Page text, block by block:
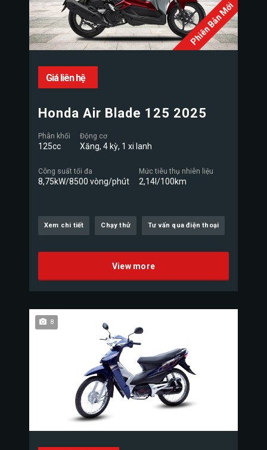
Phiên Bản Mới
Giá liên hệ
Honda Air Blade 125 2025
Phân khối
125cc
Động cơ
Xăng, 4 kỳ, 1 xi lanh
Công suất tối đa
8,75kW/8500 vòng/phút
Mức tiêu thụ nhiên liệu
2,14l/100km
Xem chi tiết Chạy thử Tư vấn qua điện thoại
View more
8